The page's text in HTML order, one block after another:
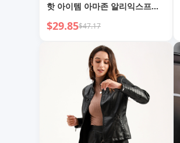
핫 아이템 아마존 알리익스프레
스 퀼팅 프린트 대비 색상 여성
코튼 재킷
$29.85$47.17